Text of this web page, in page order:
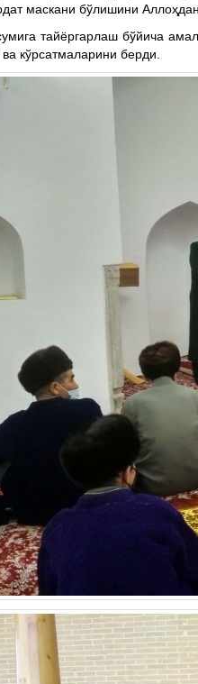
маскани бўлишини
тайёргарлаш бўйича
кўрсатмаларини берди.